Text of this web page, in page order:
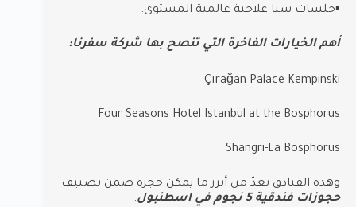
▪︎جلسات سبا علاجية عالمية المستوى.
أهم الخيارات الفاخرة التي تنصح بها شركة سفرنا:
Çırağan Palace Kempinski
Four Seasons Hotel Istanbul at the Bosphorus
Shangri-La Bosphorus
وهذه الفنادق تعدّ من أبرز ما يمكن حجزه ضمن تصنيف
حجوزات فندقية 5 نجوم في اسطنبول
.